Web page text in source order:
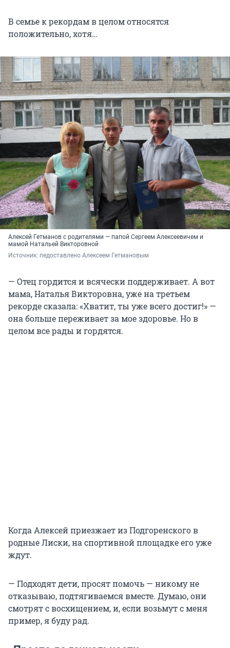
В семье к рекордам в целом относятся
положительно, хотя…
Алексей Гетманов с родителями — папой Сергеем Алексеевичем и
мамой Натальей Викторовной
Источник: педоставлено Алексеем Гетмановым
— Отец гордится и всячески поддерживает. А вот
мама, Наталья Викторовна, уже на третьем
рекорде сказала: «Хватит, ты уже всего достиг!» —
она больше переживает за мое здоровье. Но в
целом все рады и гордятся.
Когда Алексей приезжает из Подгоренского в
родные Лиски, на спортивной площадке его уже
ждут.
— Подходят дети, просят помочь — никому не
отказываю, подтягиваемся вместе. Думаю, они
смотрят с восхищением, и, если возьмут с меня
пример, я буду рад.